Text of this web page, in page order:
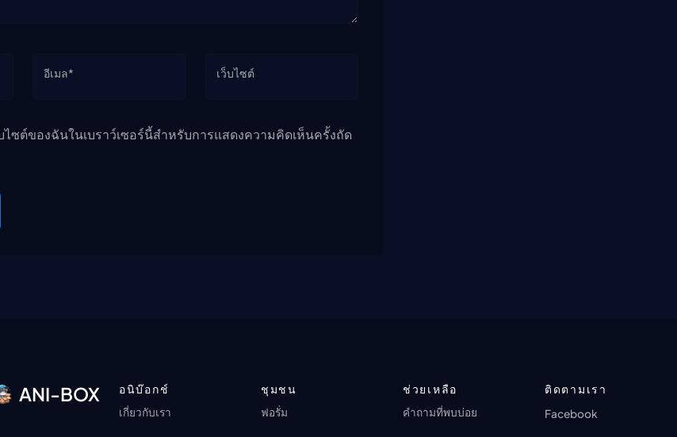
อีเมล* เว็บไซต์
ไซต์ของฉันในเบราว์เซอร์นี้สำหรับการแสดงความคิดเห็นครั้งถัด
ANI-BOX อนิบ๊อกช์
เกี่ยวกับเรา
ชุมชน
ฟอรั่ม
ช่วยเหลือ
คำถามที่พบบ่อย
ติดตามเรา
Facebook